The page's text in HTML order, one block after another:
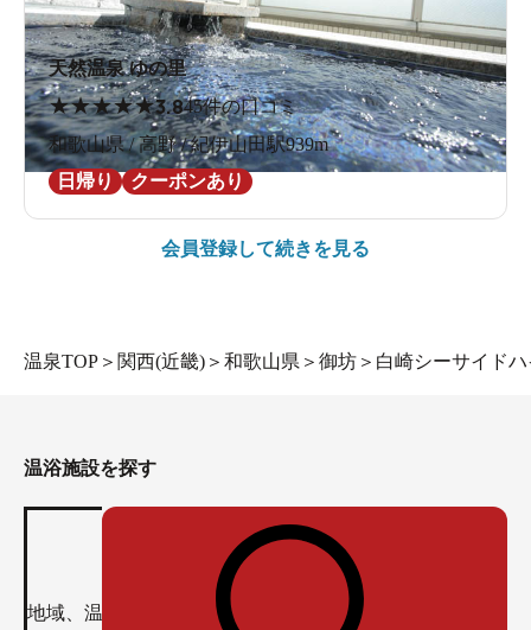
天然温泉 ゆの里
★★★★★3.845件の口コミ
和歌山県 / 高野 / 紀伊山田駅939m
日帰り
クーポンあり
会員登録して続きを見る
温泉TOP ＞ 関西(近畿) ＞ 和歌山県 ＞ 御坊 ＞ 白崎シーサイド
温浴施設を探す